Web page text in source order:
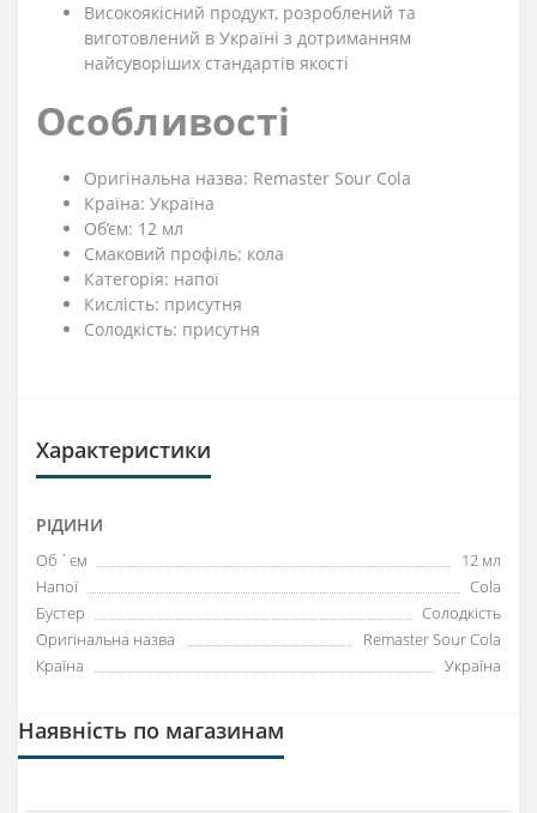
Високоякісний продукт, розроблений та
виготовлений в Україні з дотриманням
найсуворіших стандартів якості
Особливості
Оригінальна назва: Remaster Sour Cola
Країна: Україна
Об’єм: 12 мл
Смаковий профіль: кола
Категорія: напої
Кислість: присутня
Солодкість: присутня
Характеристики
РІДИНИ
Об `єм
12 мл
Напої
Cola
Бустер
Солодкість
Оригінальна назва
Remaster Sour Cola
Країна
Україна
Наявність по магазинам